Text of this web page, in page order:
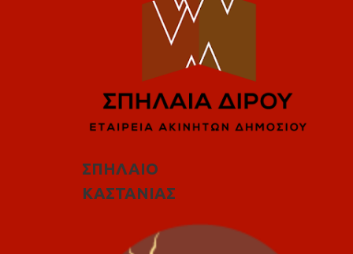
ΣΠΗΛΑΙΟ
ΚΑΣΤΑΝΙΑΣ